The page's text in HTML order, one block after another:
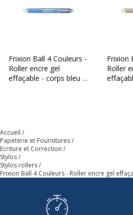
Frixion Ball 4 Couleurs -
Roller encre gel
effaçable - corps bleu -
Frixion
Roller
Accueil
Papeterie et Fournitures
Ecriture et Correction
Stylos
Stylos rollers
Frixion Ball 4 Couleurs - Roller encre gel